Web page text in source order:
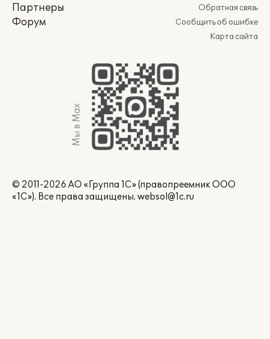
Партнеры
Форум
Обратная связь
Сообщить об ошибке
Карта сайта
Мы в Max
© 2011-2026 АО «Группа 1С» (правопреемник ООО
«1С»). Все права защищены. websol@1c.ru